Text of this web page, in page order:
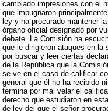
cambiado impresiones con el
que impugnaron
ley y ha procurado mantener
órgano oficial designado por
debate. La Comisión ha
que le dirigieron ataques en la
por buscar y leer ciertas
de la República que la
se ve en el caso de calificar
general que él no ha recibido
termina por mal velar el
derecho que estudiaron en
de ley del que el señor